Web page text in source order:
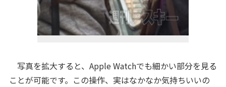
写真を拡大すると、Apple Watchでも細かい部分を見る
ことが可能です。この操作、実はなかなか気持ちいいの